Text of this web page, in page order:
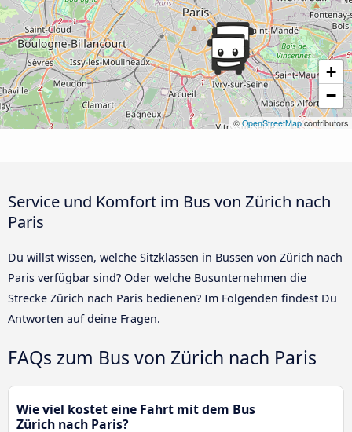
+
−
©OpenStreetMapcontributors
Service und Komfort im Bus von Zürich nach
Paris
Du willst wissen, welche Sitzklassen in Bussen von Zürich nach
Paris verfügbar sind? Oder welche Busunternehmen die
Strecke Zürich nach Paris bedienen? Im Folgenden findest Du
Antworten auf deine Fragen.
FAQs zum Bus von Zürich nach Paris
Wie viel kostet eine Fahrt mit dem Bus
Zürich nach Paris?